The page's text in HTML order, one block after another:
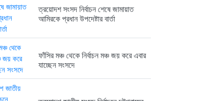
ত্রয়োদশ জাতীয় সংসদ নির্বাচনে বিজয়...
ত্রয়োদশ সংসদ নির্বাচন শেষে জামায়াত
আমিরকে প্রধান উপদেষ্টার বার্তা
ফাঁসির মঞ্চ থেকে নির্বাচন মঞ্চ জয় করে এবার
যাচ্ছেন সংসদে